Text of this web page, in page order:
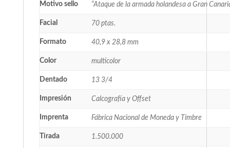
Motivo sello “Ataque de la armada holandesa a Gran
Facial 70 ptas.
Formato 40,9 x 28,8 mm
Color multicolor
Dentado 13 3/4
Impresión Calcografía y Offset
Imprenta Fábrica Nacional de Moneda y Timbre
Tirada 1.500.000